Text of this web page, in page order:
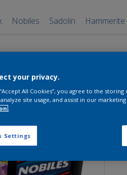
Nobiles Sadolin Hammerite
your privacy.
All Cookies”, you agree to the
site usage, and assist in our
Settings